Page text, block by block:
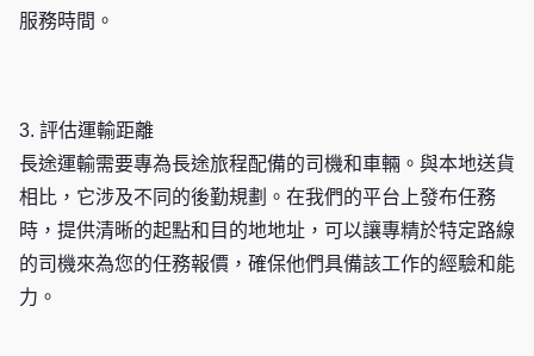
服務時間。
3. 評估運輸距離
長途運輸需要專為長途旅程配備的司機和車輛。與本地送貨
相比，它涉及不同的後勤規劃。在我們的平台上發布任務
時，提供清晰的起點和目的地地址，可以讓專精於特定路線
的司機來為您的任務報價，確保他們具備該工作的經驗和能
力。